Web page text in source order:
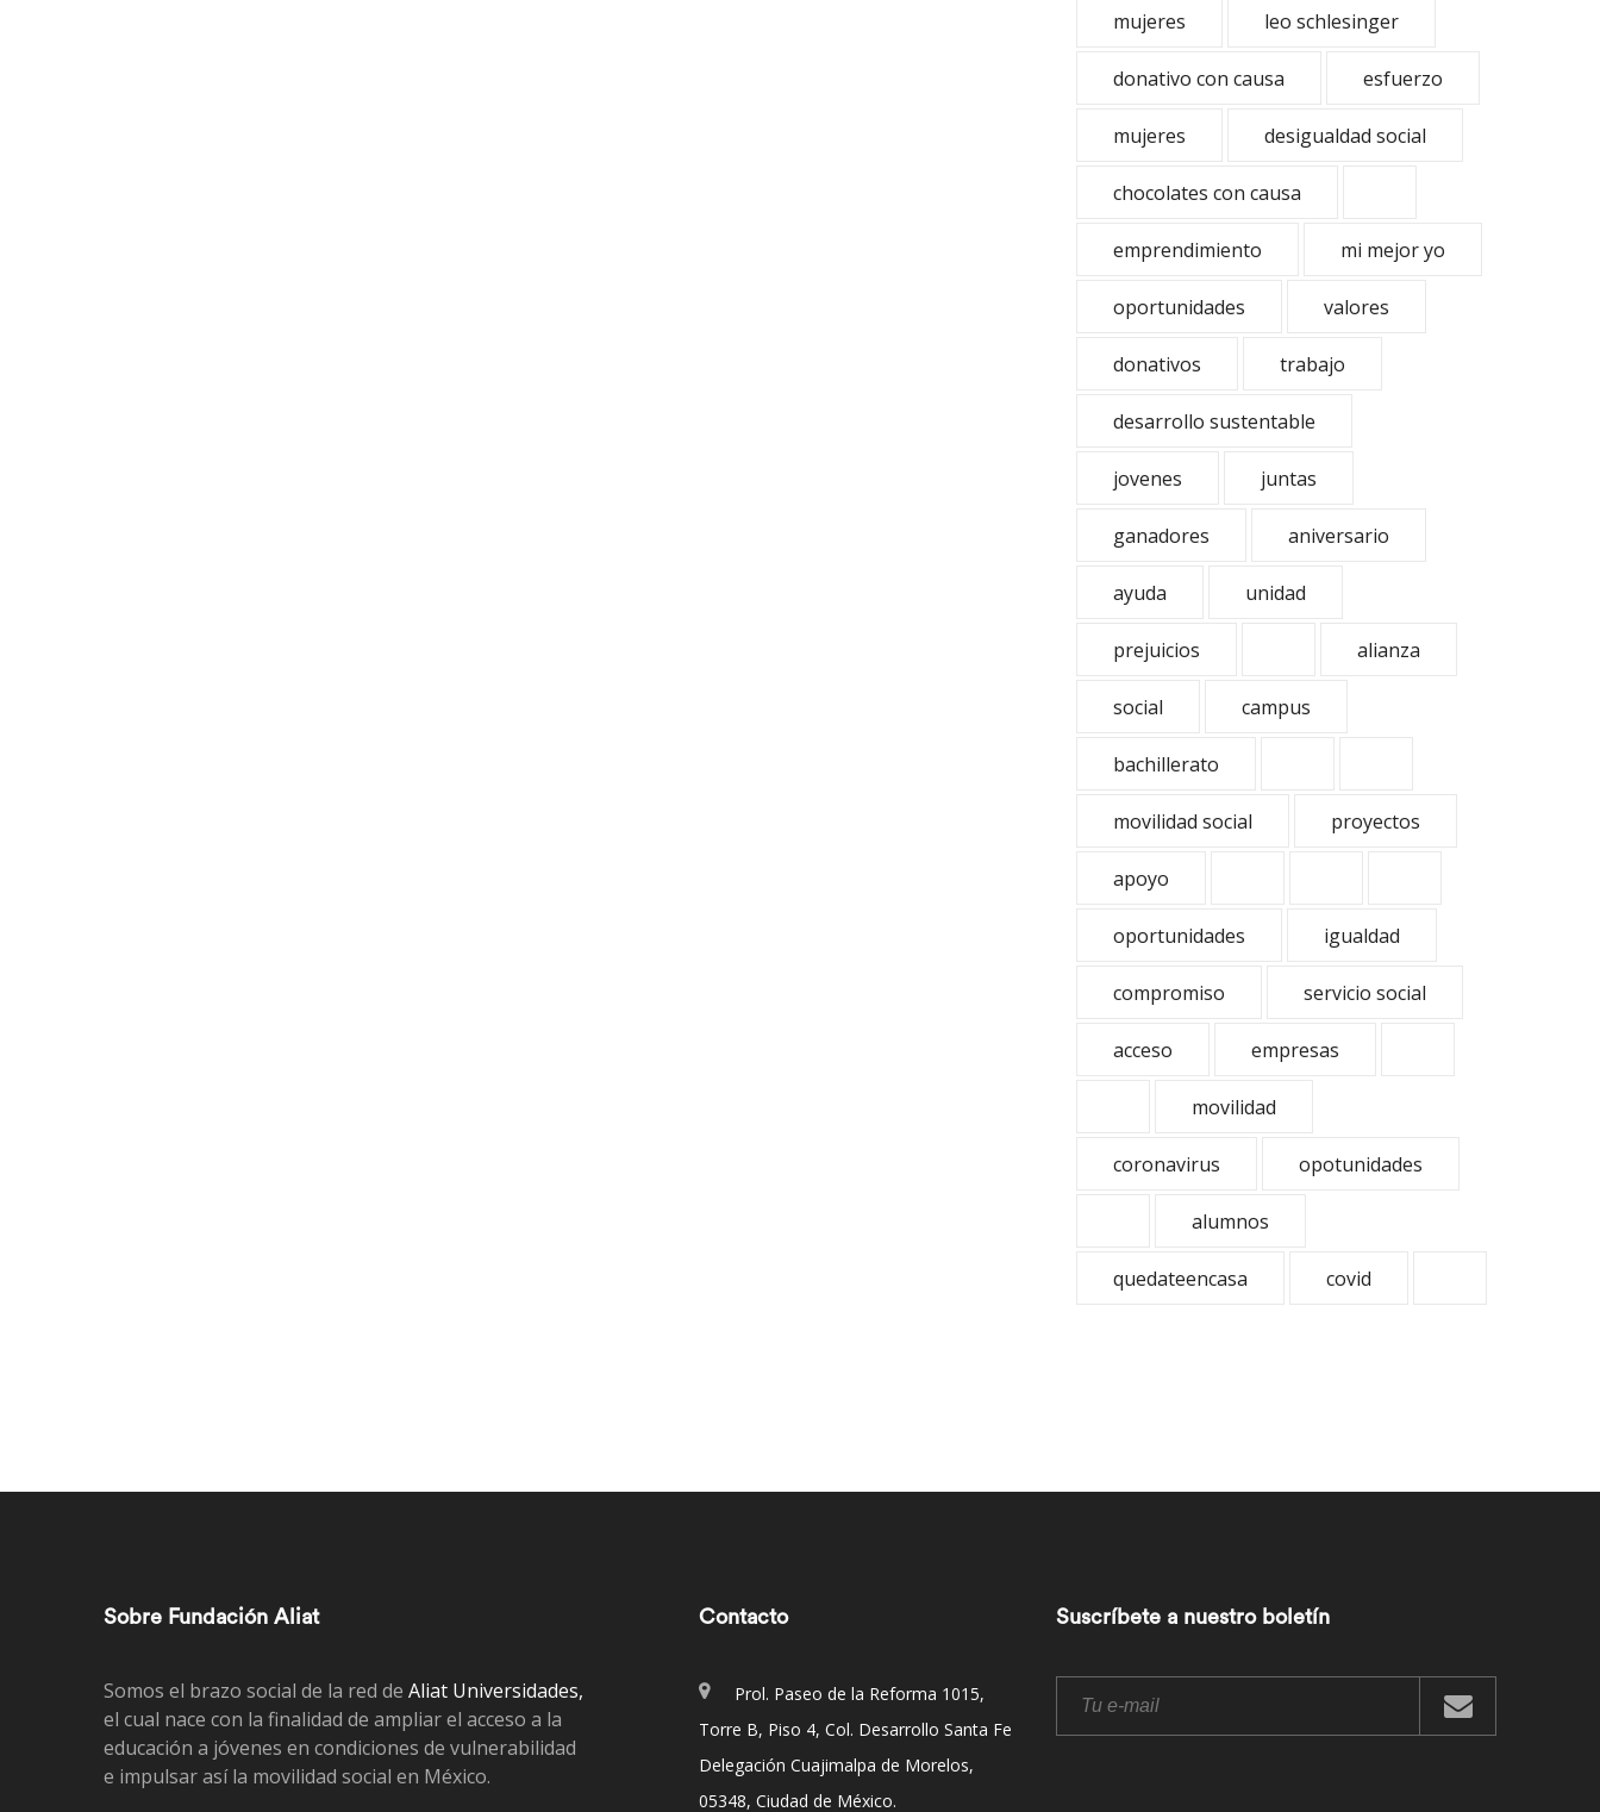
mujeres leo schlesinger
donativo con causa esfuerzo
mujeres desigualdad social
chocolates con causa
emprendimiento mi mejor yo
oportunidades valores
donativos trabajo
desarrollo sustentable
jovenes juntas
ganadores aniversario
ayuda unidad
prejuicios alianza
social campus
bachillerato
movilidad social proyectos
apoyo
oportunidades igualdad
compromiso servicio social
acceso empresas
movilidad
coronavirus opotunidades
alumnos
quedateencasa covid
Sobre Fundación Aliat
Somos el brazo social de la red de Aliat Universidades,
el cual nace con la finalidad de ampliar el acceso a la
educación a jóvenes en condiciones de vulnerabilidad
e impulsar así la movilidad social en México.
Contacto
Prol. Paseo de la Reforma 1015,
Torre B, Piso 4, Col. Desarrollo Santa Fe
Delegación Cuajimalpa de Morelos,
05348, Ciudad de México.
Suscríbete a nuestro boletín